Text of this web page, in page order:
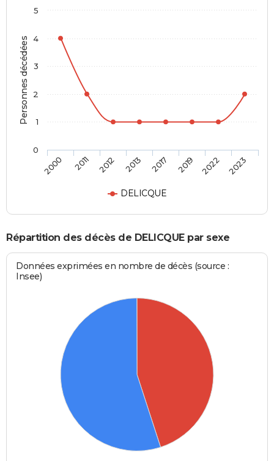
Personnes décédées
DELICQUE
2000 2011 2012 2013 2017 2019 2022 2023
0
1
2
3
4
5
Répartition des décès de DELICQUE par sexe
Données exprimées en nombre de décès (source :
Insee)